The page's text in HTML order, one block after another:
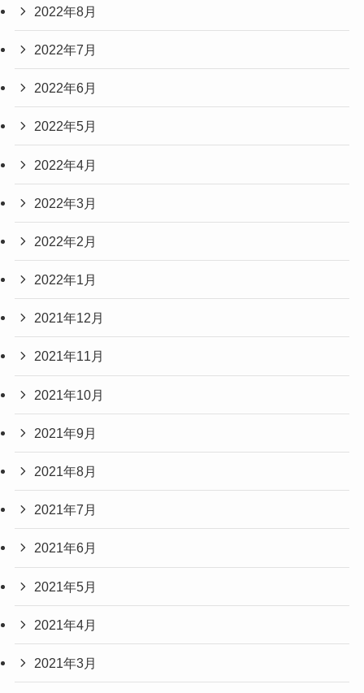
2022年8月
2022年7月
2022年6月
2022年5月
2022年4月
2022年3月
2022年2月
2022年1月
2021年12月
2021年11月
2021年10月
2021年9月
2021年8月
2021年7月
2021年6月
2021年5月
2021年4月
2021年3月